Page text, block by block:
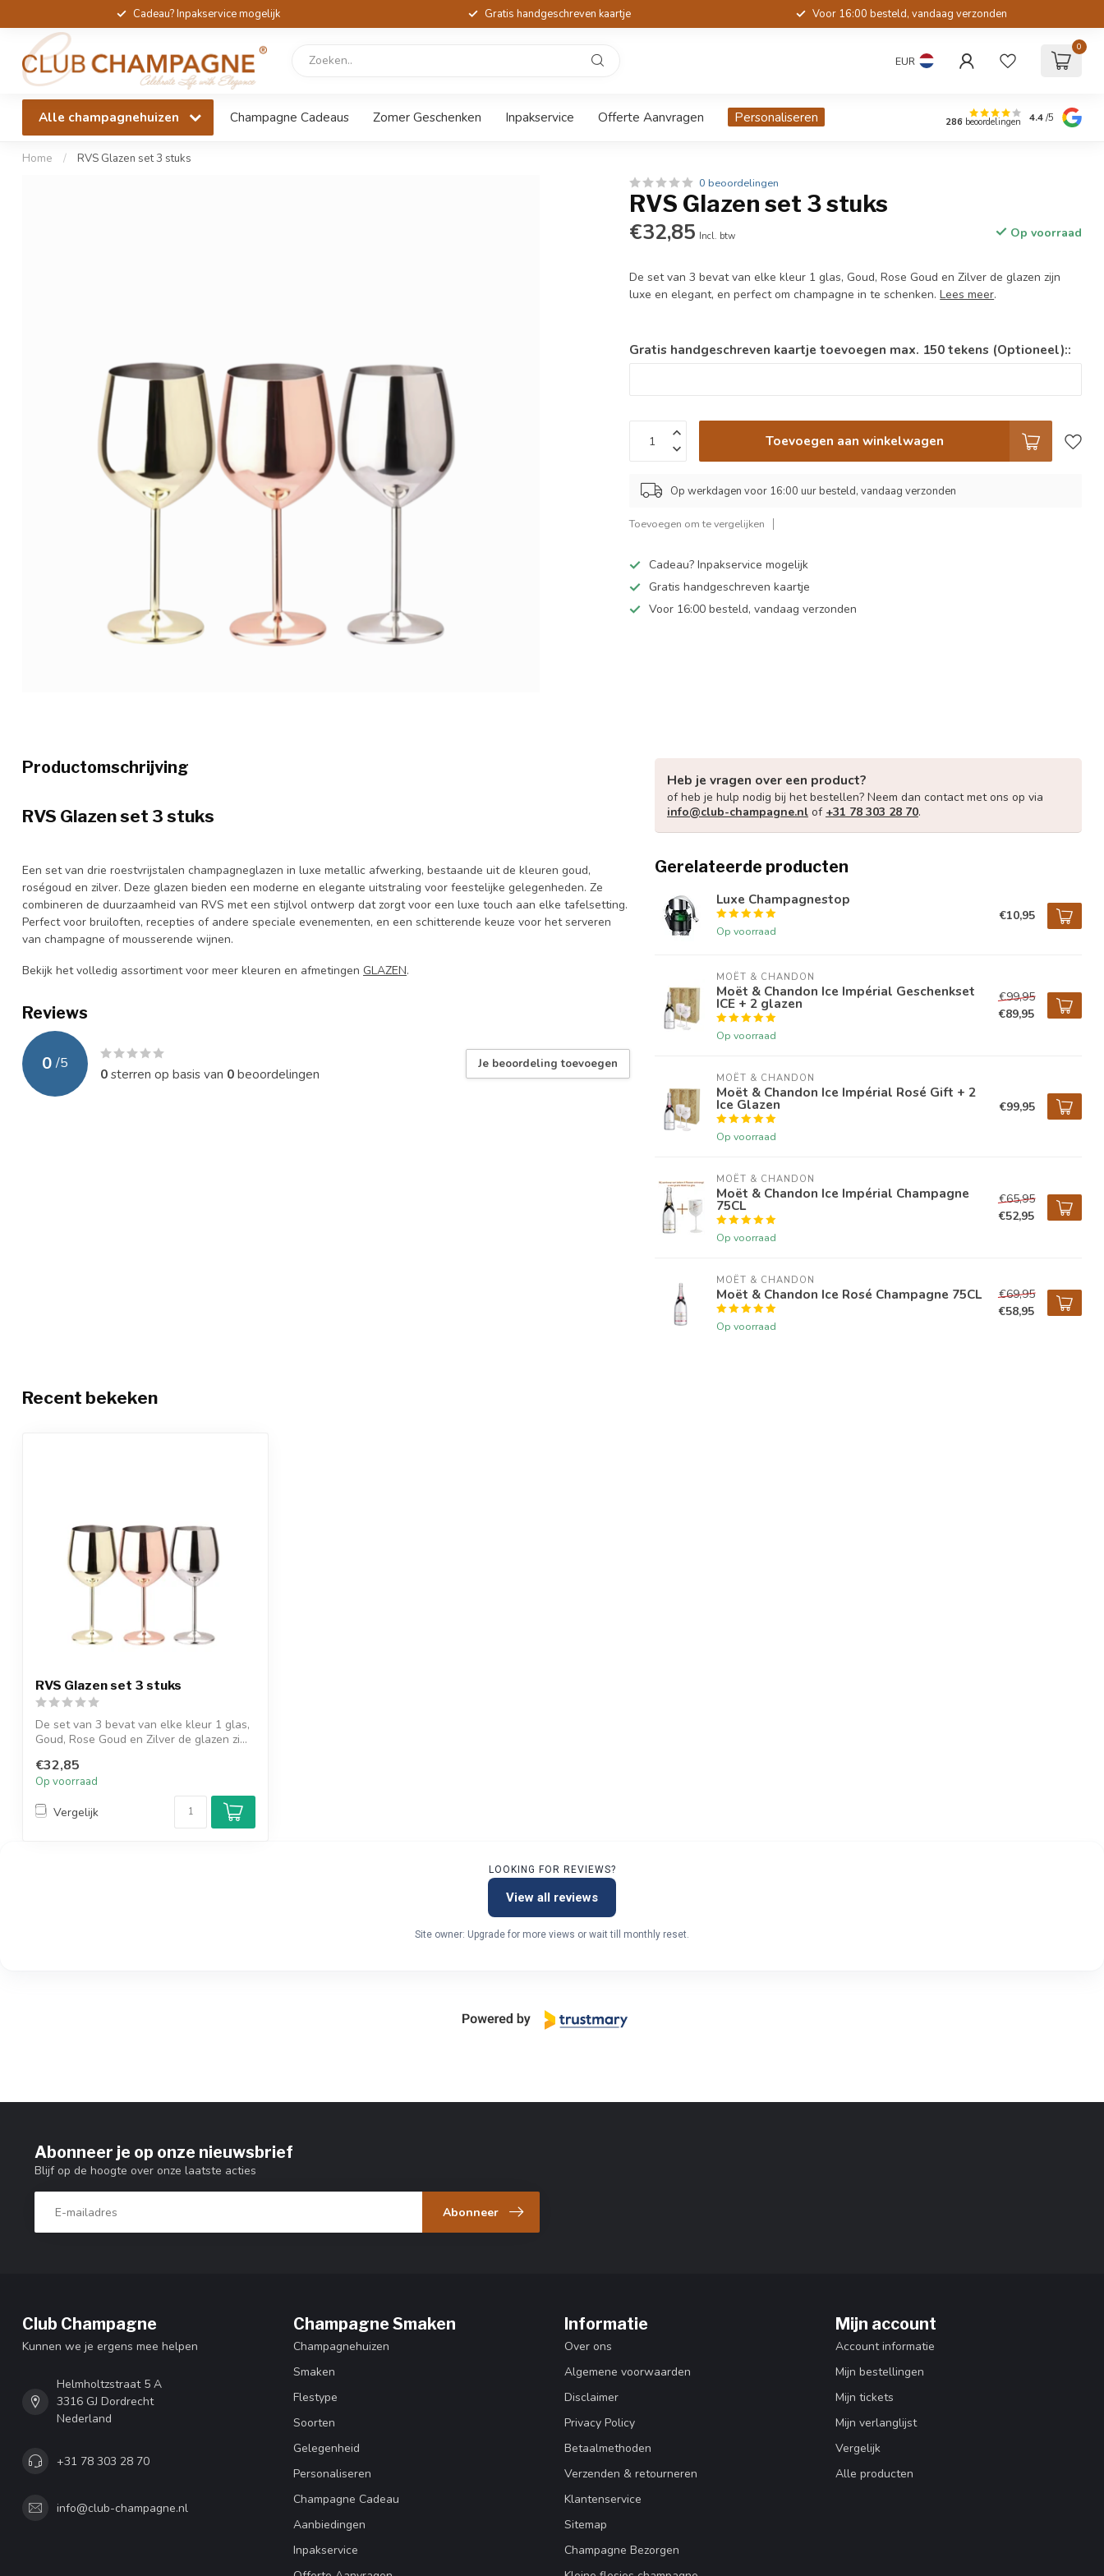
Cadeau? Inpakservice mogelijk Gratis handgeschreven kaartje Voor 16:00 besteld, vandaag verzonden
EUR
0
Alle champagnehuizen Champagne Cadeaus Zomer Geschenken Inpakservice Offerte Aanvragen Personaliseren 286 beoordelingen 4.4/5
Home / RVS Glazen set 3 stuks
0 beoordelingen
RVS Glazen set 3 stuks
€32,85 Incl. btw Op voorraad
De set van 3 bevat van elke kleur 1 glas, Goud, Rose Goud en Zilver de glazen zijn
luxe en elegant, en perfect om champagne in te schenken.Lees meer.
Gratis handgeschreven kaartje toevoegen max. 150 tekens (Optioneel)::
Toevoegen aan winkelwagen
Op werkdagen voor 16:00 uur besteld, vandaag verzonden
Toevoegen om te vergelijken
Cadeau? Inpakservice mogelijk
Gratis handgeschreven kaartje
Voor 16:00 besteld, vandaag verzonden
Productomschrijving
RVS Glazen set 3 stuks
Een set van drie roestvrijstalen champagneglazen in luxe metallic afwerking, bestaande uit de kleuren goud,
roségoud en zilver. Deze glazen bieden een moderne en elegante uitstraling voor feestelijke gelegenheden. Ze
combineren de duurzaamheid van RVS met een stijlvol ontwerp dat zorgt voor een luxe touch aan elke tafelsetting.
Perfect voor bruiloften, recepties of andere speciale evenementen, en een schitterende keuze voor het serveren
van champagne of mousserende wijnen.
Bekijk het volledig assortiment voor meer kleuren en afmetingen GLAZEN.
Reviews
0 /5
0sterren op basis van 0beoordelingen
Je beoordeling toevoegen
Heb je vragen over een product?
of heb je hulp nodig bij het bestellen? Neem dan contact met ons op via
info@club-champagne.nl of +31 78 303 28 70.
Gerelateerde producten
Luxe Champagnestop
Op voorraad
€10,95
MOËT & CHANDON
Moët & Chandon Ice Impérial Geschenkset
ICE + 2 glazen
Op voorraad
€99,95
€89,95
MOËT & CHANDON
Moët & Chandon Ice Impérial Rosé Gift + 2
Ice Glazen
Op voorraad
€99,95
MOËT & CHANDON
Moët & Chandon Ice Impérial Champagne
75CL
Op voorraad
€65,95
€52,95
MOËT & CHANDON
Moët & Chandon Ice Rosé Champagne 75CL
Op voorraad
€69,95
€58,95
Recent bekeken
RVS Glazen set 3 stuks
De set van 3 bevat van elke kleur 1 glas,
Goud, Rose Goud en Zilver de glazen zi...
€32,85
Op voorraad
Vergelijk
LOOKING FOR REVIEWS?
View all reviews
Site owner: Upgrade for more views or wait till monthly reset.
Abonneer je op onze nieuwsbrief
Blijf op de hoogte over onze laatste acties
Abonneer
Club Champagne
Kunnen we je ergens mee helpen
Helmholtzstraat 5 A
3316 GJ Dordrecht
Nederland
+31 78 303 28 70
info@club-champagne.nl
Champagne Smaken
Champagnehuizen
Smaken
Flestype
Soorten
Gelegenheid
Personaliseren
Champagne Cadeau
Aanbiedingen
Inpakservice
Informatie
Over ons
Algemene voorwaarden
Disclaimer
Privacy Policy
Betaalmethoden
Verzenden & retourneren
Klantenservice
Sitemap
Champagne Bezorgen
Mijn account
Account informatie
Mijn bestellingen
Mijn tickets
Mijn verlanglijst
Vergelijk
Alle producten